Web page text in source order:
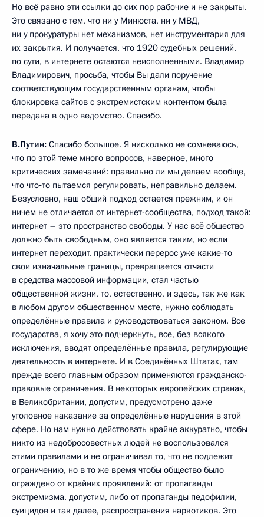
Но всё равно эти ссылки до сих пор рабочие и не закрыты.
Это связано с тем, что ни у Минюста, ни у МВД,
ни у прокуратуры нет механизмов, нет инструментария для
их закрытия. И получается, что 1920 судебных решений,
по сути, в интернете остаются неисполненными. Владимир
Владимирович, просьба, чтобы Вы дали поручение
соответствующим государственным органам, чтобы
блокировка сайтов с экстремистским контентом была
передана в одно ведомство. Спасибо.
В.Путин: Спасибо большое. Я нисколько не сомневаюсь,
что по этой теме много вопросов, наверное, много
критических замечаний: правильно ли мы делаем вообще,
что что‑то пытаемся регулировать, неправильно делаем.
Безусловно, наш общий подход остается прежним, и он
ничем не отличается от интернет-сообщества, подход такой:
интернет – это пространство свободы. У нас всё общество
должно быть свободным, оно является таким, но если
интернет переходит, практически перерос уже какие‑то
свои изначальные границы, превращается отчасти
в средства массовой информации, стал частью
общественной жизни, то, естественно, и здесь, так же как
в любом другом общественном месте, нужно соблюдать
определённые правила и руководствоваться законом. Все
государства, я хочу это подчеркнуть, все, без всякого
исключения, вводят определённые правила, регулирующие
деятельность в интернете. И в Соединённых Штатах, там
прежде всего главным образом применяются гражданско-
правовые ограничения. В некоторых европейских странах,
в Великобритании, допустим, предусмотрено даже
уголовное наказание за определённые нарушения в этой
сфере. Но нам нужно действовать крайне аккуратно, чтобы
никто из недобросовестных людей не воспользовался
этими правилами и не ограничивал то, что не подлежит
ограничению, но в то же время чтобы общество было
ограждено от крайних проявлений: от пропаганды
экстремизма, допустим, либо от пропаганды педофилии,
суицидов и так далее, распространения наркотиков. Это